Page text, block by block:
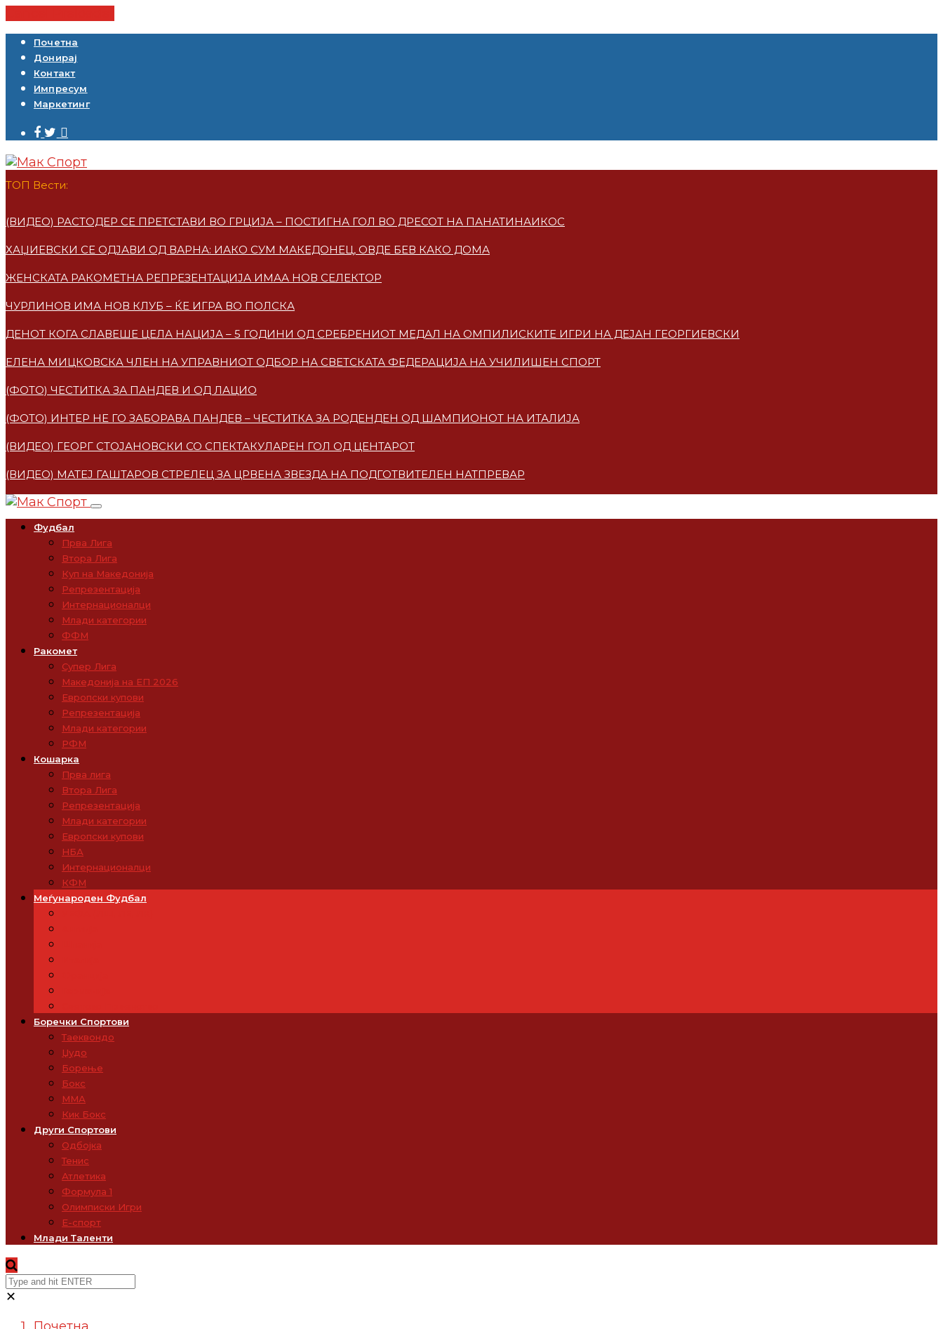
Почетна
Донирај
Контакт
Импресум
Маркетинг
ТОП Вести:
(ВИДЕО) РАСТОДЕР СЕ ПРЕТСТАВИ ВО ГРЦИЈА – ПОСТИГНА ГОЛ ВО ДРЕСОТ НА ПАНАТИНАИКОС
ХАЏИЕВСКИ СЕ ОДЈАВИ ОД ВАРНА: ИАКО СУМ МАКЕДОНЕЦ, ОВДЕ БЕВ КАКО ДОМА
ЖЕНСКАТА РАКОМЕТНА РЕПРЕЗЕНТАЦИЈА ИМАА НОВ СЕЛЕКТОР
ЧУРЛИНОВ ИМА НОВ КЛУБ – ЌЕ ИГРА ВО ПОЛСКА
ДЕНОТ КОГА СЛАВЕШЕ ЦЕЛА НАЦИЈА – 5 ГОДИНИ ОД СРЕБРЕНИОТ МЕДАЛ НА ОМПИЛИСКИТЕ ИГРИ НА ДЕЈАН ГЕОРГИЕВСКИ
ЕЛЕНА МИЦКОВСКA ЧЛЕН НА УПРАВНИОТ ОДБОР НА СВЕТСКАТА ФЕДЕРАЦИЈА НА УЧИЛИШЕН СПОРТ
(ФОТО) ЧЕСТИТКА ЗА ПАНДЕВ И ОД ЛАЦИО
(ФОТО) ИНТЕР НЕ ГО ЗАБОРАВА ПАНДЕВ – ЧЕСТИТКА ЗА РОДЕНДЕН ОД ШАМПИОНОТ НА ИТАЛИЈА
(ВИДЕО) ГЕОРГ СТОЈАНОВСКИ СО СПЕКТАКУЛАРЕН ГОЛ ОД ЦЕНТАРОТ
(ВИДЕО) МАТЕЈ ГАШТАРОВ СТРЕЛЕЦ ЗА ЦРВЕНА ЗВЕЗДА НА ПОДГОТВИТЕЛЕН НАТПРЕВАР
Фудбал
Прва Лига
Втора Лига
Куп на Македонија
Репрезентација
Интернационалци
Млади категории
ФФМ
Ракомет
Супер Лига
Македонија на ЕП 2026
Европски купови
Репрезентација
Млади категории
РФМ
Кошарка
Прва лига
Втора Лига
Репрезентација
Млади категории
Европски купови
НБА
Интернационалци
КФМ
Меѓународен Фудбал
Боречки Спортови
Таеквондо
Џудо
Борење
Бокс
ММА
Кик Бокс
Други Спортови
Одбојка
Тенис
Атлетика
Формула 1
Олимписки Игри
Е-спорт
Млади Таленти
✕